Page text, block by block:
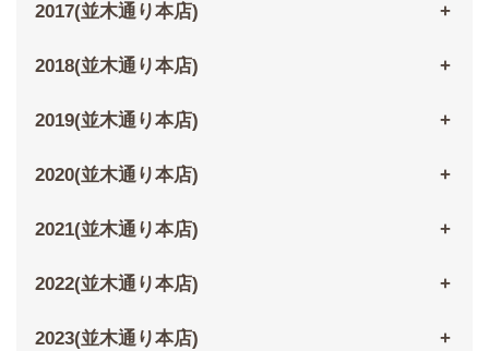
2017(並木通り本店)
2018(並木通り本店)
2019(並木通り本店)
2020(並木通り本店)
2021(並木通り本店)
2022(並木通り本店)
2023(並木通り本店)